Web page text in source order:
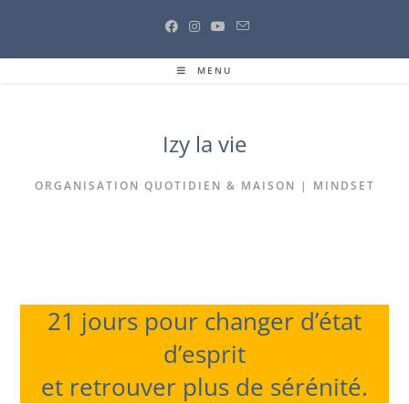
MENU
Izy la vie
ORGANISATION QUOTIDIEN & MAISON | MINDSET
21 jours pour changer d’état
d’esprit
et retrouver plus de sérénité.